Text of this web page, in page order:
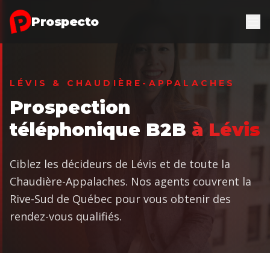
Aller au contenu principal
Prospecto
LÉVIS & CHAUDIÈRE-APPALACHES
Prospection
téléphonique B2B à Lévis
Ciblez les décideurs de Lévis et de toute la
Chaudière-Appalaches. Nos agents couvrent la
Rive-Sud de Québec pour vous obtenir des
rendez-vous qualifiés.